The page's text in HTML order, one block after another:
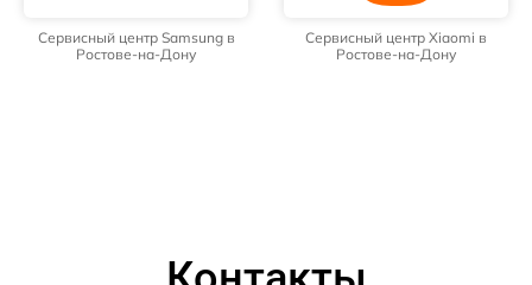
Сервисный центр Samsung в
Ростове-на-Дону
Сервисный центр Xiaomi в
Ростове-на-Дону